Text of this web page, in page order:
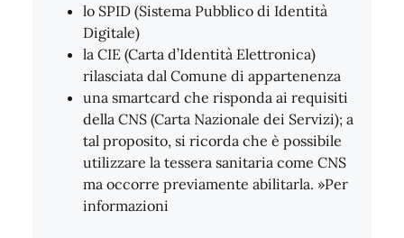
lo SPID (Sistema Pubblico di Identità
Digitale)
la CIE (Carta d’Identità Elettronica)
rilasciata dal Comune di appartenenza
una smartcard che risponda ai requisiti
della CNS (Carta Nazionale dei Servizi); a
tal proposito, si ricorda che è possibile
utilizzare la tessera sanitaria come CNS
ma occorre previamente abilitarla. »Per
informazioni